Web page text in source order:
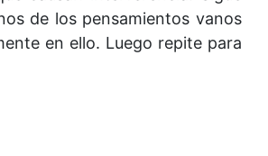
de los pensamientos vanos
en ello. Luego repite para